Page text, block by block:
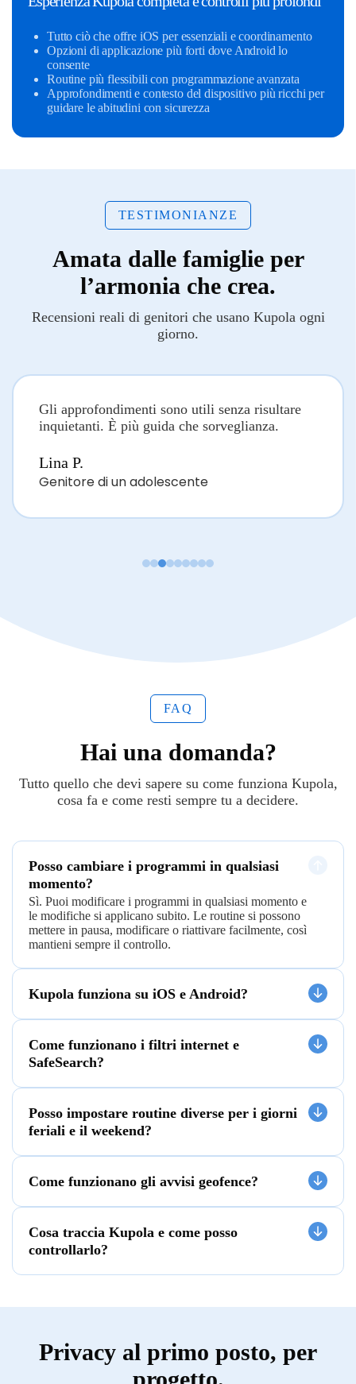
Tutto ciò che offre iOS per essenziali e coordinamento
Opzioni di applicazione più forti dove Android lo
consente
Routine più flessibili con programmazione avanzata
Approfondimenti e contesto del dispositivo più ricchi per
guidare le abitudini con sicurezza
TESTIMONIANZE
Amata dalle famiglie per
l’armonia che crea.
Recensioni reali di genitori che usano Kupola ogni
giorno.
Lina P.
Genitore di un adolescente
Gli approfondimenti sono utili senza risultare
inquietanti. È più guida che sorveglianza.
FAQ
Hai una domanda?
Tutto quello che devi sapere su come funziona Kupola,
cosa fa e come resti sempre tu a decidere.
Posso cambiare i programmi in qualsiasi
momento?
Sì. Puoi modificare i programmi in qualsiasi momento e
le modifiche si applicano subito. Le routine si possono
mettere in pausa, modificare o riattivare facilmente, così
mantieni sempre il controllo.
Kupola funziona su iOS e Android?
Come funzionano i filtri internet e
SafeSearch?
Posso impostare routine diverse per i giorni
feriali e il weekend?
Come funzionano gli avvisi geofence?
Cosa traccia Kupola e come posso
controllarlo?
Privacy al primo posto, per